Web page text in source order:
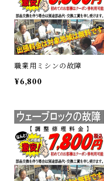
職業用ミシンの故障
¥6,800